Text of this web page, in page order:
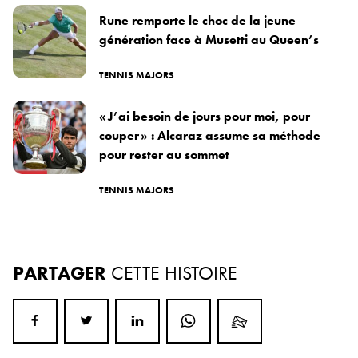
Rune remporte le choc de la jeune
génération face à Musetti au Queen’s
TENNIS MAJORS
« J’ai besoin de jours pour moi, pour
couper » : Alcaraz assume sa méthode
pour rester au sommet
TENNIS MAJORS
PARTAGER CETTE HISTOIRE